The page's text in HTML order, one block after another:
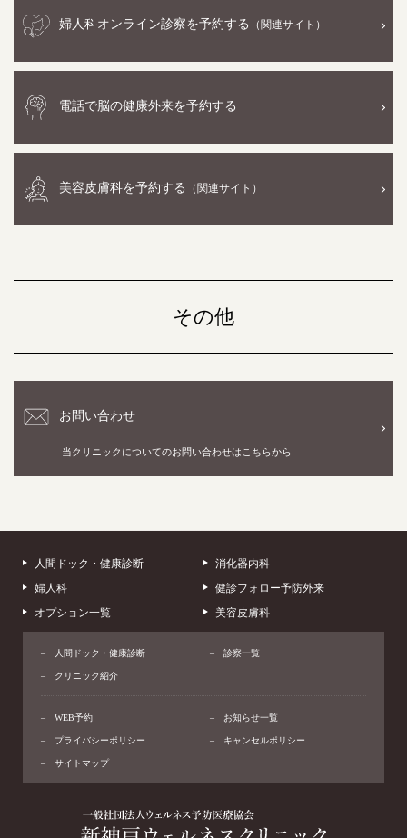
婦人科オンライン診察を予約する （関連サイト）
電話で脳の健康外来を予約する
美容皮膚科を予約する （関連サイト）
その他
お問い合わせ
当クリニックについてのお問い合わせはこちらから
人間ドック・健康診断
消化器内科
婦人科
健診フォロー予防外来
オプション一覧
美容皮膚科
人間ドック・健康診断 診察一覧
クリニック紹介
WEB予約 お知らせ一覧
プライバシーポリシー キャンセルポリシー
サイトマップ